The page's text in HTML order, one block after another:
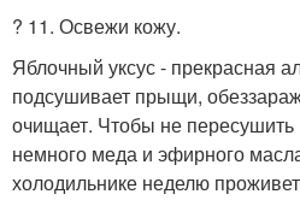
? 11. Освежи кожу.
Яблочный уксус - прекрасная
подсушивает прыщи,
очищает. Чтобы не пересушить
немного меда и эфирного
холодильнике неделю